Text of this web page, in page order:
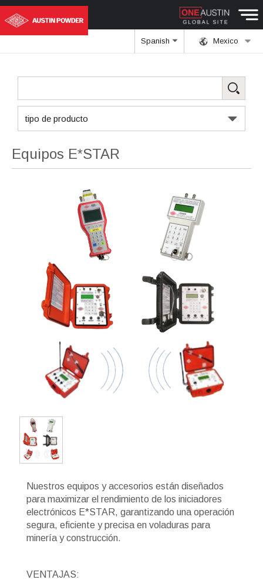
Mexico
Spanish
tipo de producto
Equipos E*STAR
Nuestros equipos y accesorios están diseñados
para maximizar el rendimiento de los iniciadores
electrónicos E*STAR, garantizando una operación
segura, eficiente y precisa en voladuras para
minería y construcción.
VENTAJAS: